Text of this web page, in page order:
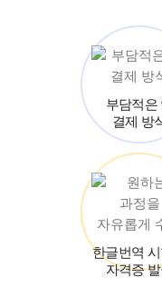
부담적은
결제 방
한글번역
자격증